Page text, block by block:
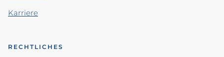
Karriere
RECHTLICHES